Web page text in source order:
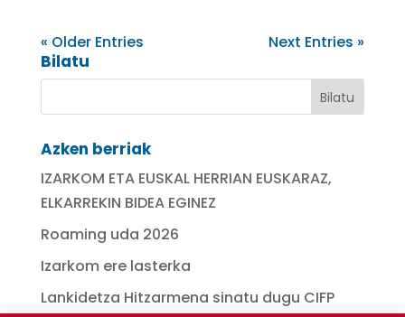
« Older Entries Next Entries »
Bilatu
Azken berriak
IZARKOM ETA EUSKAL HERRIAN EUSKARAZ,
ELKARREKIN BIDEA EGINEZ
Roaming uda 2026
Izarkom ere lasterka
Lankidetza Hitzarmena sinatu dugu CIFP